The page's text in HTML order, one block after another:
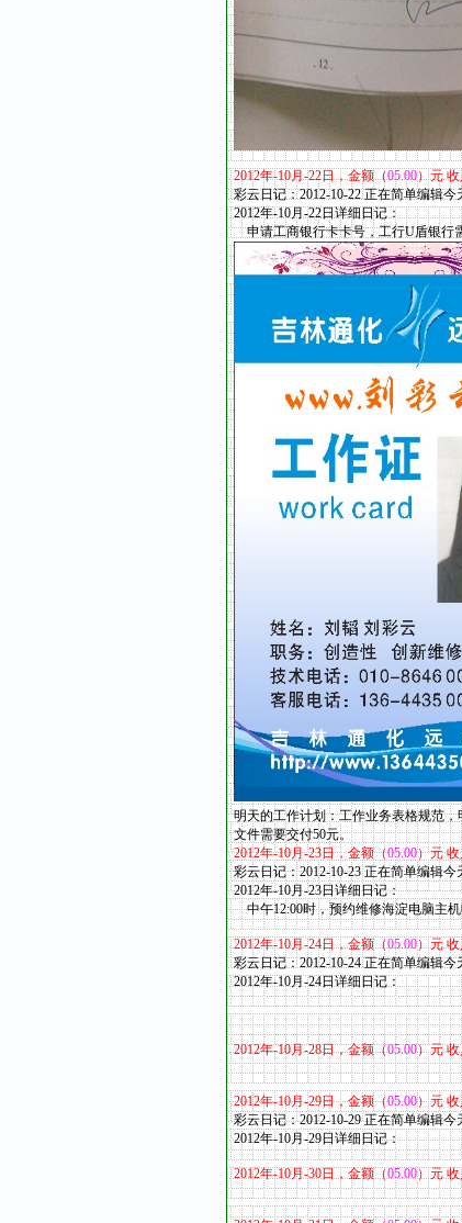
2012年-10月-22日，金额（05.00）元
彩云日记：2012-10-22 正在简单编辑
2012年-10月 -22日详细日记：
申请工商银行卡卡号，工行U盾银行
明天的工作计划：工作业务表格规范
文件需要交付50元。
2012年-10月-23日，金额（05.00）元
彩云日记：2012-10-23 正在简单编辑
2012年-10月-23日详细日记：
中午12:00时，预约维修海淀电脑主机
2012年-10月-24日，金额（05.00）元
彩云日记：2012-10-24 正在简单编辑
2012年-10月 -24日详细日记：
2012年-10月-28日，金额（05.00）元
2012年-10月-29日，金额（05.00）元
彩云日记：2012-10-29 正在简单编辑
2012年-10月-29日详细日记：
2012年-10月 -30日，金额（05.00）元